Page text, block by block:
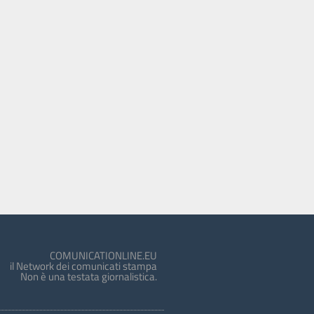
COMUNICATIONLINE.EU
il Network dei comunicati stampa
Non è una testata giornalistica.